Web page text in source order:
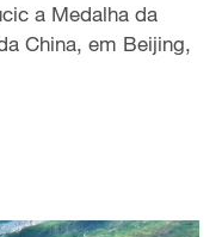
a Medalha da
China, em Beijing,